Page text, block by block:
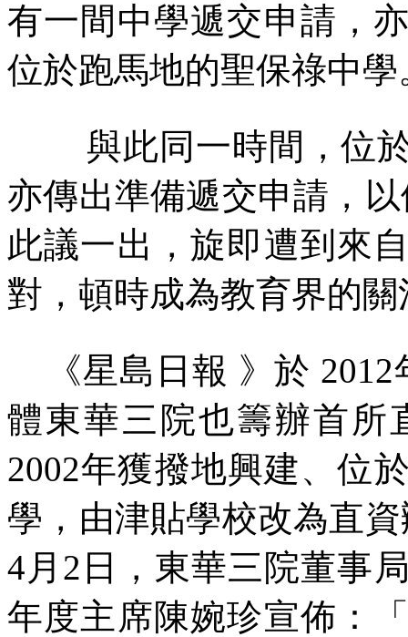
有一間中學遞交申請，
位於跑馬地的聖保祿中學
與此同一時間，位
亦傳出準備遞交申請，
此議一出，旋即遭到來
對，頓時成為教育界的關
《星島日報 》於 2012
體東華三院也籌辦首所
2002年獲撥地興建、位
學，由津貼學校改為直
4 月 2 日，東華三院董事
年度主席陳婉珍宣佈：